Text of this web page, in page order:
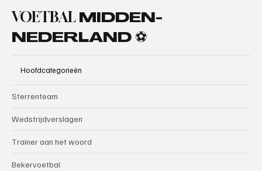
VOETBAL MIDDEN-
NEDERLAND ⚽
Hoofdcategorieën
Sterrenteam
Wedstrijdverslagen
Trainer aan het woord
Bekervoetbal